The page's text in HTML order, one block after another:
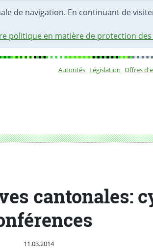
de navigation. En continuant de
politique en matière de protection des
Autorités Législation Offres
cantonales:
Publié le
11.03.2014